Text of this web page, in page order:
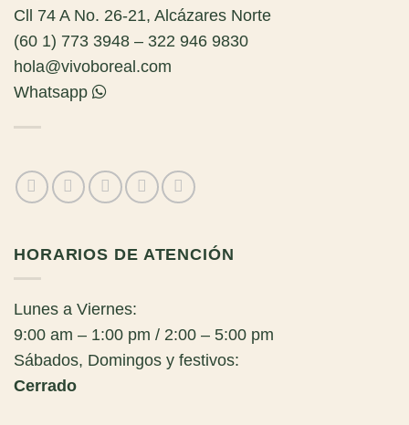
Cll 74 A No. 26-21, Alcázares Norte
(60 1) 773 3948 – 322 946 9830
hola@vivoboreal.com
Whatsapp
HORARIOS DE ATENCIÓN
Lunes a Viernes:
9:00 am – 1:00 pm / 2:00 – 5:00 pm
Sábados, Domingos y festivos:
Cerrado